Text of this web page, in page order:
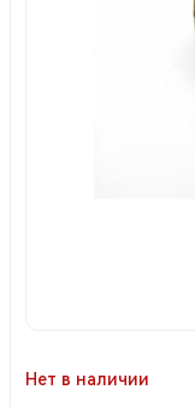
Нет в наличии